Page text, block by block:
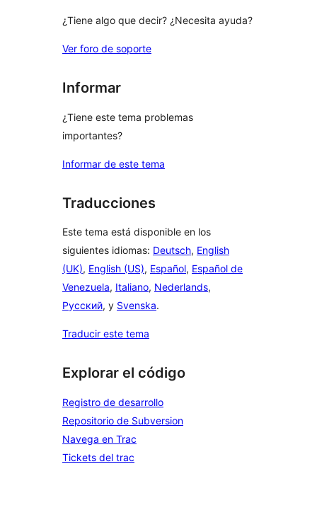
¿Tiene algo que decir? ¿Necesita ayuda?
Ver foro de soporte
Informar
¿Tiene este tema problemas
importantes?
Informar de este tema
Traducciones
Este tema está disponible en los
siguientes idiomas: Deutsch, English
(UK), English (US), Español, Español de
Venezuela, Italiano, Nederlands,
Русский, y Svenska.
Traducir este tema
Explorar el código
Registro de desarrollo
Repositorio de Subversion
Navega en Trac
Tickets del trac